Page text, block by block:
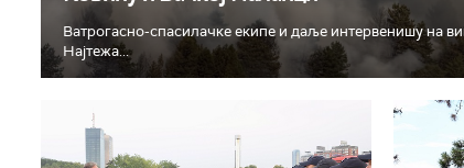
Ватрогасно-спасилачке екипе и даље интервенишу на
Најтежа...